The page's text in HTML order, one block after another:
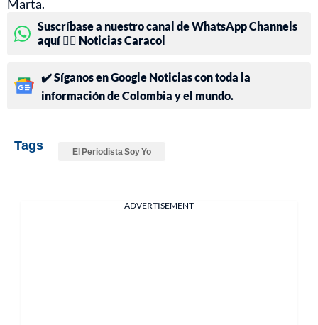
Marta.
Suscríbase a nuestro canal de WhatsApp Channels
aquí 👉🏻 Noticias Caracol
✔️ Síganos en Google Noticias con toda la
información de Colombia y el mundo.
Tags El Periodista Soy Yo
ADVERTISEMENT